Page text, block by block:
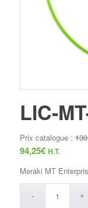
LIC-
Prix catalogue :
94,25€ H.T.
Meraki MT